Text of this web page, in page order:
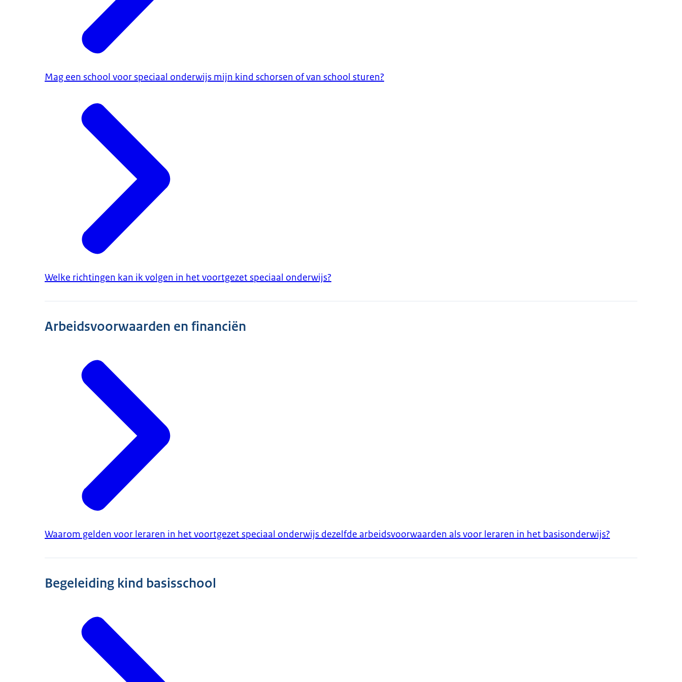
Mag een school voor speciaal onderwijs mijn kind schorsen of van school sturen?
Welke richtingen kan ik volgen in het voortgezet speciaal onderwijs?
Arbeidsvoorwaarden en financiën
Waarom gelden voor leraren in het voortgezet speciaal onderwijs dezelfde arbeidsvoorwaarden als voor leraren in het basisonderwijs?
Begeleiding kind basisschool